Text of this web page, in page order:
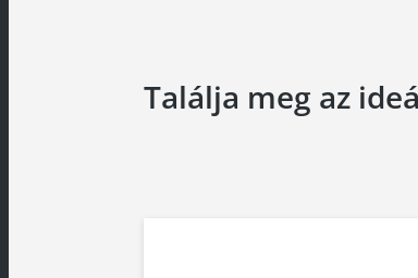
Találja meg az